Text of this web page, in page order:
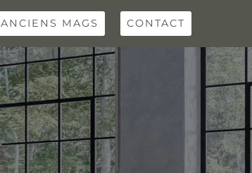
ANCIENS MAGS CONTACT